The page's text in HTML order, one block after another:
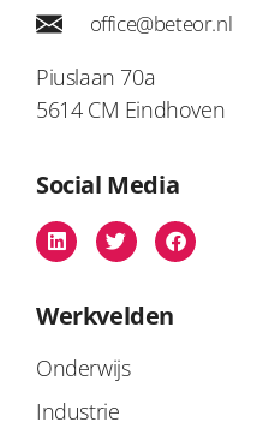
office@beteor.nl
Piuslaan 70a
5614 CM Eindhoven
Social Media
Werkvelden
Onderwijs
Industrie